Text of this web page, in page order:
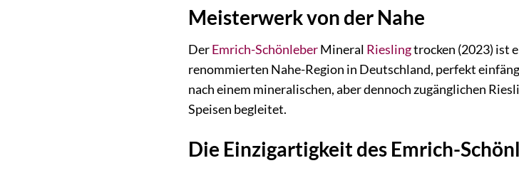
Meisterwerk von der Nahe
DerEmrich-SchönleberMineral Rieslingtrocken (2023) ist
renommierten Nahe-Region in Deutschland, perfekt
nach einem mineralischen, aber dennoch zugänglichen
Speisen begleitet.
Die Einzigartigkeit des Emrich-